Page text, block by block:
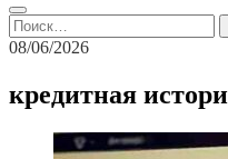
Найти:
08/06/2026
кредитная